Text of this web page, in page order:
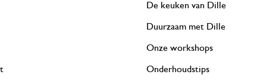
De keuken van Dille
Duurzaam met Dille
Onze workshops
Onderhoudstips